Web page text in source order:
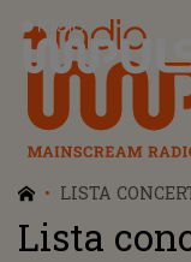
Radio Impuls
LISTA
Lista